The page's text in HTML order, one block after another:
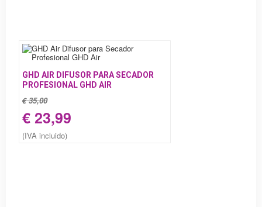
GHD AIR DIFUSOR PARA SECADOR
PROFESIONAL GHD AIR
€ 35,00
€ 23,99
(IVA incluido)